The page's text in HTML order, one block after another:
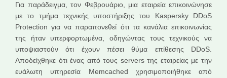
Για παράδειγμα, τον Φεβρουάριο, μια εταιρεία επικοινώνησε
με το τμήμα τεχνικής υποστήριξης του Kaspersky DDoS
Protection για να παραπονεθεί ότι τα κανάλια επικοινωνίας
της ήταν υπερφορτωμένα, οδηγώντας τους τεχνικούς να
υποψιαστούν ότι έχουν πέσει θύμα επίθεσης DDoS.
Αποδείχθηκε ότι ένας από τους servers της εταιρείας με την
ευάλωτη υπηρεσία Memcached χρησιμοποιήθηκε από